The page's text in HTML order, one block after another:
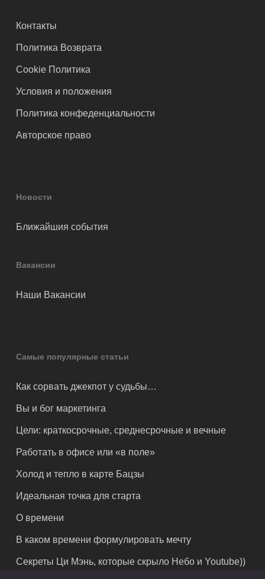
Контакты
Политика Возврата
Cookie Политика
Условия и положения
Политика конфеденциальности
Авторское право
Новости
Ближайшия события
Вакансии
Наши Вакансии
Самые популярные статьи
Как сорвать джекпот у судьбы…
Вы и бог маркетинга
Цели: краткосрочные, среднесрочные и вечные
Работать в офисе или «в поле»
Холод и тепло в карте Бацзы
Идеальная точка для старта
О времени
В каком времени формулировать мечту
Секреты Ци Мэнь, которые скрыло Небо и Youtube))